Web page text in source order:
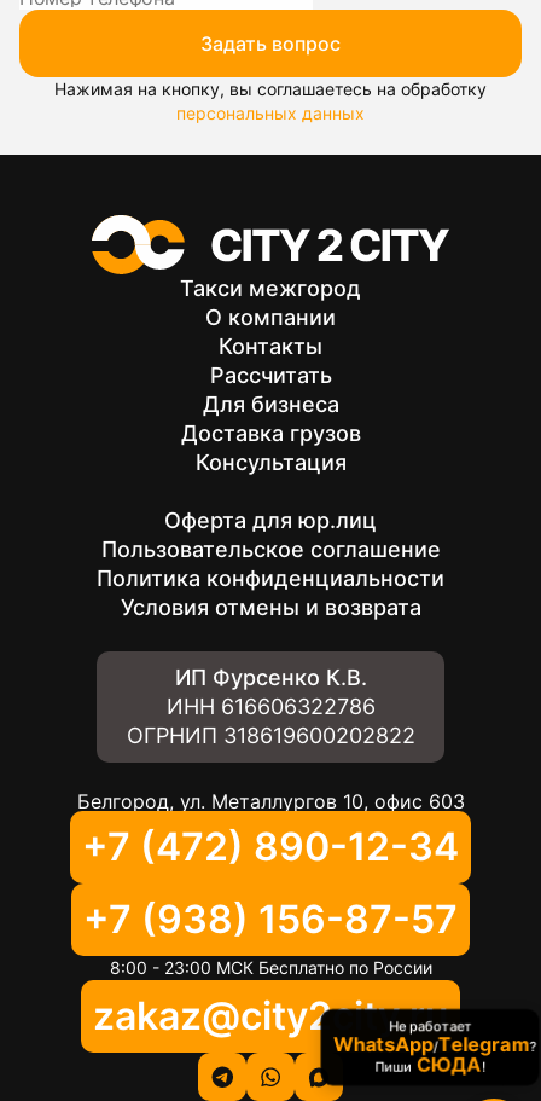
Задать вопрос
Нажимая на кнопку, вы соглашаетесь на обработку
персональных данных
Такси межгород
О компании
Контакты
Рассчитать
Для бизнеса
Доставка грузов
Консультация
Оферта для юр.лиц
Пользовательское соглашение
Политика конфиденциальности
Условия отмены и возврата
ИП Фурсенко К.В.
ИНН 616606322786
ОГРНИП 318619600202822
Белгород, ул. Металлургов 10, офис 603
+7 (472) 890-12-34
+7 (938) 156-87-57
8:00 - 23:00 МСК Бесплатно по России
zakaz@city2city.ru
Не работает
WhatsApp/Telegram?
Пиши СЮДА!